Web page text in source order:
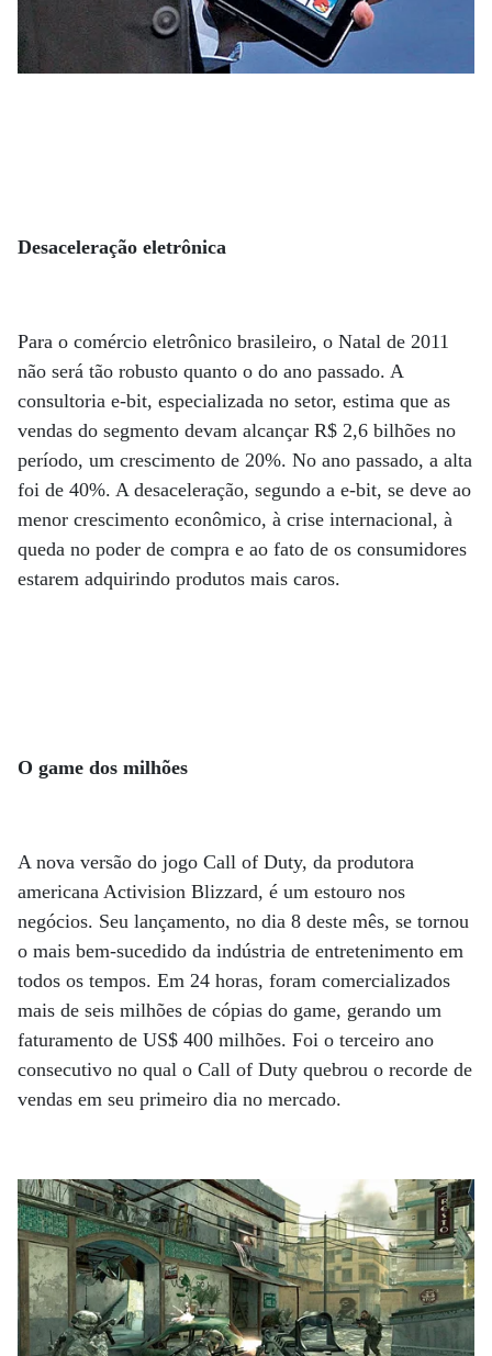
Desaceleração eletrônica
Para o comércio eletrônico brasileiro, o Natal de 2011
não será tão robusto quanto o do ano passado. A
consultoria e-bit, especializada no setor, estima que as
vendas do segmento devam alcançar R$ 2,6 bilhões no
período, um crescimento de 20%. No ano passado, a alta
foi de 40%. A desaceleração, segundo a e-bit, se deve ao
menor crescimento econômico, à crise internacional, à
queda no poder de compra e ao fato de os consumidores
estarem adquirindo produtos mais caros.
O game dos milhões
A nova versão do jogo Call of Duty, da produtora
americana Activision Blizzard, é um estouro nos
negócios. Seu lançamento, no dia 8 deste mês, se tornou
o mais bem-sucedido da indústria de entretenimento em
todos os tempos. Em 24 horas, foram comercializados
mais de seis milhões de cópias do game, gerando um
faturamento de US$ 400 milhões. Foi o terceiro ano
consecutivo no qual o Call of Duty quebrou o recorde de
vendas em seu primeiro dia no mercado.